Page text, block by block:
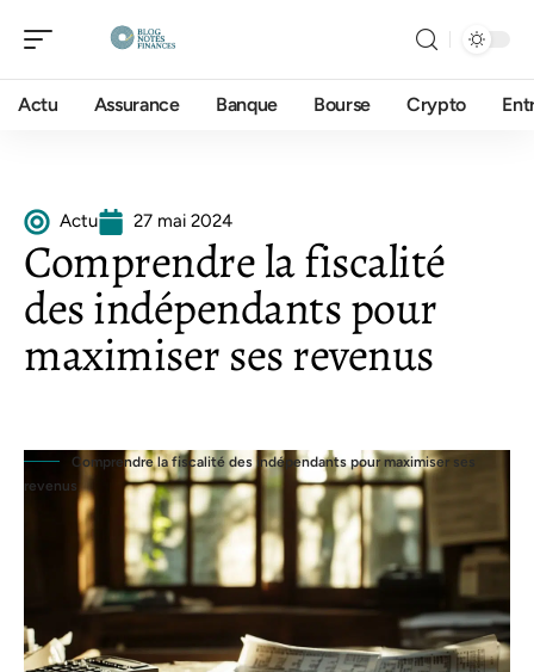
Actu Assurance Banque Bourse Crypto
Actu 27 mai 2024
Comprendre la fiscalité
des indépendants pour
maximiser ses revenus
Comprendre la fiscalité des indépendants pour maximiser ses
revenus